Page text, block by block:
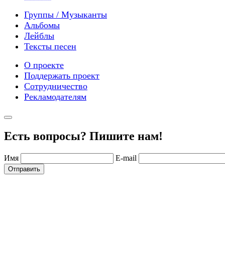
Группы / Музыканты
Альбомы
Лейблы
Тексты песен
О проекте
Поддержать проект
Сотрудничество
Рекламодателям
Есть вопросы? Пишите нам!
Имя E-mail